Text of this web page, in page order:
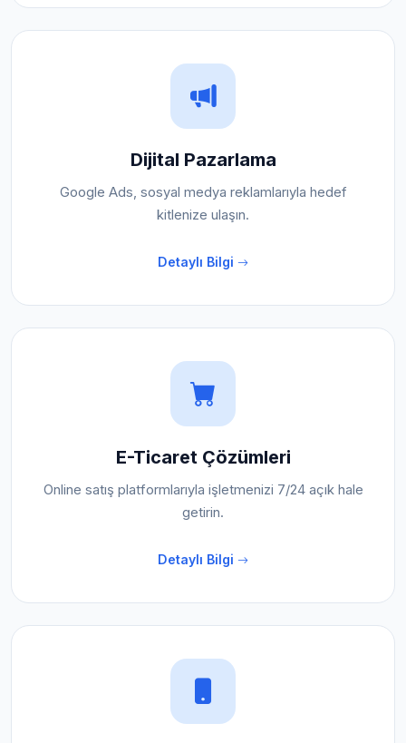
Dijital Pazarlama
Google Ads, sosyal medya reklamlarıyla hedef
kitlenize ulaşın.
Detaylı Bilgi
E-Ticaret Çözümleri
Online satış platformlarıyla işletmenizi 7/24 açık hale
getirin.
Detaylı Bilgi